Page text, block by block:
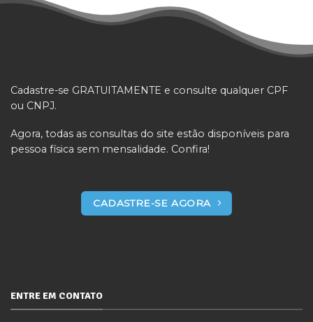
Cadastre-se GRATUITAMENTE e consulte qualquer CPF
ou CNPJ.
Agora, todas as consultas do site estão disponíveis para
pessoa física sem mensalidade. Confira!
CADASTRE-SE AGORA
ENTRE EM CONTATO